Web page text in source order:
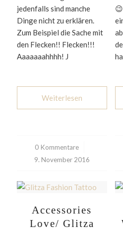
jedenfalls sind manche
Dinge nicht zu erklären.
Zum Beispiel die Sache mit
den Flecken!! Flecken!!!
Aaaaaaahhhh! J
Weiterlesen
0 Kommentare
/
9. November 2016
Accessories
Love/ Glitza